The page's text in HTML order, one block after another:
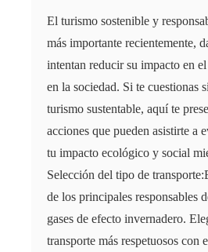
El turismo sostenible y
más importante recientemente,
intentan reducir su impacto en
en la sociedad. Si te cuestionas
turismo sustentable, aquí te
acciones que pueden asistirte a
tu impacto ecológico y social
Selección del tipo de
de los principales responsables
gases de efecto invernadero.
transporte más respetuosos con